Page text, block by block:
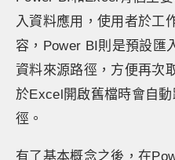
入資料應用，使用者於工
容，Power BI則是預設匯
資料來源路徑，方便再次
於Excel開啟舊檔時會自
徑。
有了基本概念之後，在